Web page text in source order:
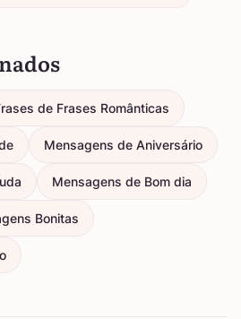
de Frases Românticas
Mensagens de Aniversário
Mensagens de Bom dia
Bonitas